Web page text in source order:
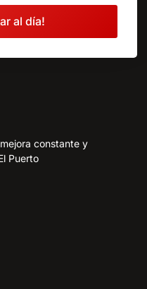
al día!
constante y
Puerto